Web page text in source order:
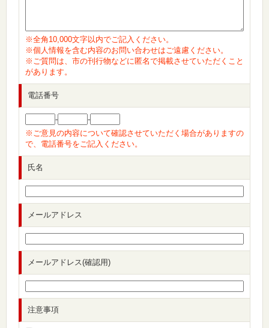
※全角10,000文字以内でご記入ください。
※個人情報を含む内容のお問い合わせはご遠慮ください。
※ご質問は、市の刊行物などに匿名で掲載させていただくこと
があります。
電話番号
-
-
※ご意見の内容について確認させていただく場合がありますの
で、電話番号をご記入ください。
氏名
メールアドレス
メールアドレス(確認用)
注意事項